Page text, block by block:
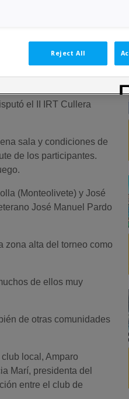
el II IRT Cullera
sala y condiciones de
de los participantes.
(Monteolivete) y José
José Manuel Pardo
zona alta del torneo como
de ellos muy
de otras comunidades
local, Amparo
Marí, presidenta del
entre el club de
Reject All